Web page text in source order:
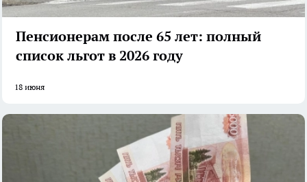
Пенсионерам после 65 лет: полный
список льгот в 2026 году
18 июня